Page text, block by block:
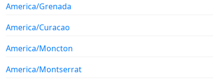
America/Grenada
America/Curacao
America/Moncton
America/Montserrat